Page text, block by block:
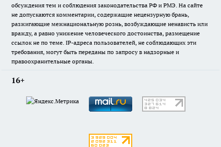
обсуждения тем и соблюдения законодательства РФ и РМЭ. На сайте
не допускаются комментарии, содержащие нецензурную брань,
разжигающие межнациональную рознь, возбуждающие ненависть или
вражду, а равно унижение человеческого достоинства, размещение
ссылок не по теме. IP-адреса пользователей, не соблюдающих эти
требования, могут быть переданы по запросу в надзорные и
правоохранительные органы.
16+